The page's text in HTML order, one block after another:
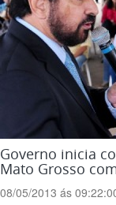
Governo inicia
Mato Grosso
08/05/2013 ás